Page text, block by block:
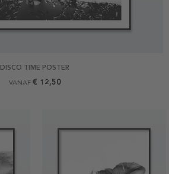
DISCO TIME POSTER
VANAF € 12,50